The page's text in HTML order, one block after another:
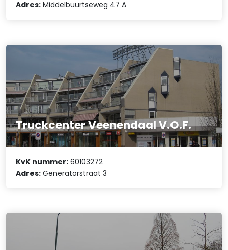
Adres: Middelbuurtseweg 47 A
Truckcenter Veenendaal V.O.F.
KvK nummer: 60103272
Adres: Generatorstraat 3